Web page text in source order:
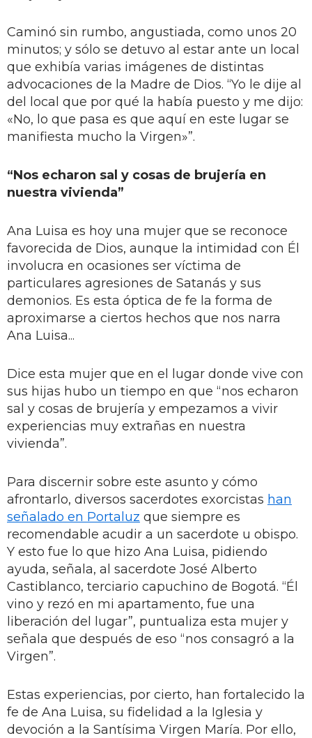
Caminó sin rumbo, angustiada, como unos 20
minutos; y sólo se detuvo al estar ante un local
que exhibía varias imágenes de distintas
advocaciones de la Madre de Dios. “Yo le dije al
del local que por qué la había puesto y me dijo:
«No, lo que pasa es que aquí en este lugar se
manifiesta mucho la Virgen»”.
“Nos echaron sal y cosas de brujería en
nuestra vivienda”
Ana Luisa es hoy una mujer que se reconoce
favorecida de Dios, aunque la intimidad con Él
involucra en ocasiones ser víctima de
particulares agresiones de Satanás y sus
demonios. Es esta óptica de fe la forma de
aproximarse a ciertos hechos que nos narra
Ana Luisa...
Dice esta mujer que en el lugar donde vive con
sus hijas hubo un tiempo en que “nos echaron
sal y cosas de brujería y empezamos a vivir
experiencias muy extrañas en nuestra
vivienda”.
Para discernir sobre este asunto y cómo
afrontarlo, diversos sacerdotes exorcistas han
señalado en Portaluz que siempre es
recomendable acudir a un sacerdote u obispo.
Y esto fue lo que hizo Ana Luisa, pidiendo
ayuda, señala, al sacerdote José Alberto
Castiblanco, terciario capuchino de Bogotá. “Él
vino y rezó en mi apartamento, fue una
liberación del lugar”, puntualiza esta mujer y
señala que después de eso “nos consagró a la
Virgen”.
Estas experiencias, por cierto, han fortalecido la
fe de Ana Luisa, su fidelidad a la Iglesia y
devoción a la Santísima Virgen María. Por ello,